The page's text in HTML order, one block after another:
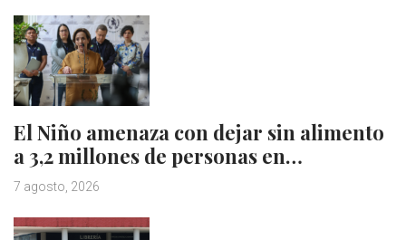
El Niño amenaza con dejar sin alimento
a 3,2 millones de personas en…
7 agosto, 2026